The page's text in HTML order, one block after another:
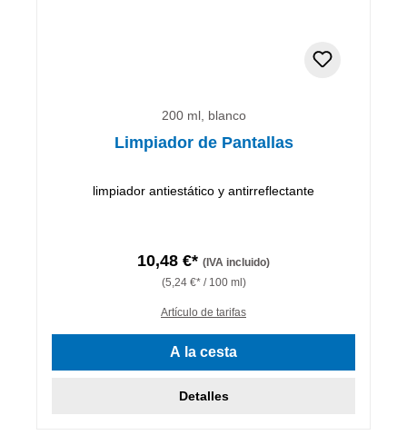
200 ml, blanco
Limpiador de Pantallas
limpiador antiestático y antirreflectante
10,48 €* (IVA incluido)
(5,24 €* / 100 ml)
Artículo de tarifas
A la cesta
Detalles